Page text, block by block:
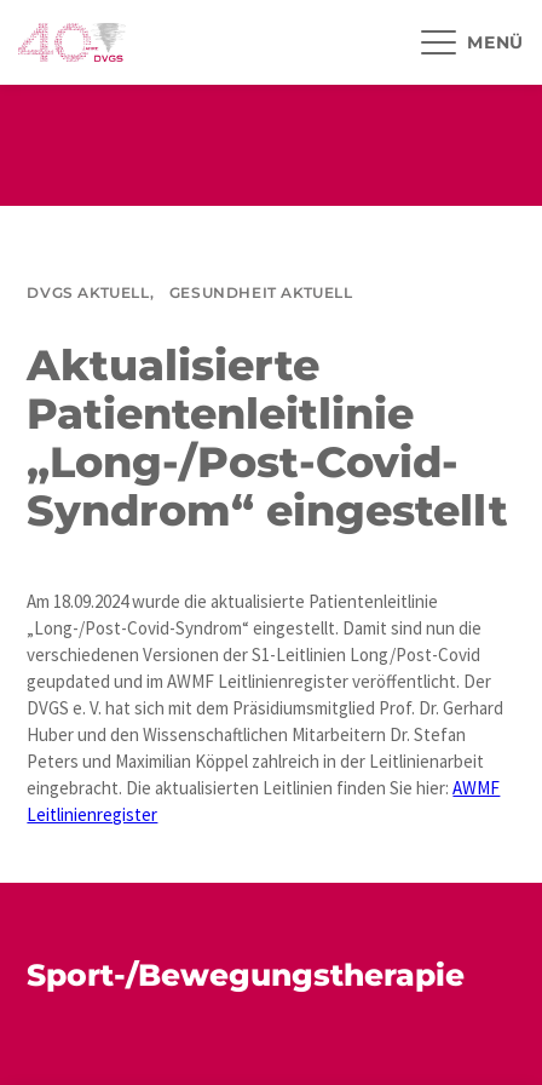
DVGS AKTUELL, GESUNDHEIT AKTUELL
Aktualisierte
Patientenleitlinie
„Long-/Post-Covid-
Syndrom“ eingestellt
Am 18.09.2024 wurde die aktualisierte Patientenleitlinie
„Long-/Post-Covid-Syndrom“ eingestellt. Damit sind nun die
verschiedenen Versionen der S1-Leitlinien Long/Post-Covid
geupdated und im AWMF Leitlinienregister veröffentlicht. Der
DVGS e. V. hat sich mit dem Präsidiumsmitglied Prof. Dr. Gerhard
Huber und den Wissenschaftlichen Mitarbeitern Dr. Stefan
Peters und Maximilian Köppel zahlreich in der Leitlinienarbeit
eingebracht. Die aktualisierten Leitlinien finden Sie hier:AWMF
Leitlinienregister
Sport-/Bewegungstherapie
MENÜ